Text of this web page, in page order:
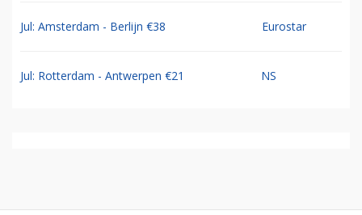
Jul: Amsterdam - Berlijn €38 Eurostar
Jul: Rotterdam - Antwerpen €21 NS